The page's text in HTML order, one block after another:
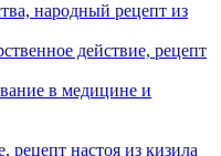
народный рецепт из
действие, рецепт
в медицине и
рецепт настоя из кизила